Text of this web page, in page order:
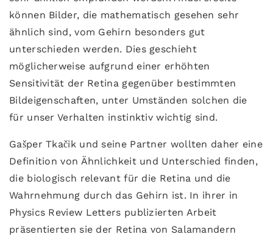
können Bilder, die mathematisch gesehen sehr
ähnlich sind, vom Gehirn besonders gut
unterschieden werden. Dies geschieht
möglicherweise aufgrund einer erhöhten
Sensitivität der Retina gegenüber bestimmten
Bildeigenschaften, unter Umständen solchen die
für unser Verhalten instinktiv wichtig sind.
Gašper Tkačik und seine Partner wollten daher eine
Definition von Ähnlichkeit und Unterschied finden,
die biologisch relevant für die Retina und die
Wahrnehmung durch das Gehirn ist. In ihrer in
Physics Review Letters publizierten Arbeit
präsentierten sie der Retina von Salamandern